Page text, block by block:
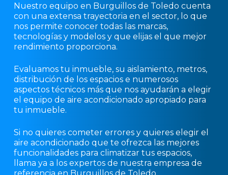
Nuestro equipo en Burguillos de Toledo cuenta
con una extensa trayectoria en el sector, lo que
nos permite conocer todas las marcas,
tecnologías y modelos y que elijas el que mejor
rendimiento proporciona.
Evaluamos tu inmueble, su aislamiento, metros,
distribución de los espacios e numerosos
aspectos técnicos más que nos ayudarán a elegir
el equipo de aire acondicionado apropiado para
tu inmueble.
Si no quieres cometer errores y quieres elegir el
aire acondicionado que te ofrezca las mejores
funcionalidades para climatizar tus espacios,
llama ya a los expertos de nuestra empresa de